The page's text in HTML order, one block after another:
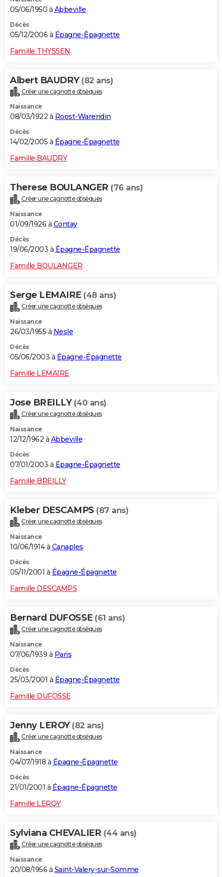
05/06/1950 à Abbeville
Décès
05/12/2006 à Épagne-Épagnette
Famille THYSSEN
Albert BAUDRY (82 ans)
Créer une cagnotte obsèques
Naissance
08/03/1922 à Roost-Warendin
Décès
14/02/2005 à Épagne-Épagnette
Famille BAUDRY
Therese BOULANGER (76 ans)
Créer une cagnotte obsèques
Naissance
01/09/1926 à Contay
Décès
19/06/2003 à Épagne-Épagnette
Famille BOULANGER
Serge LEMAIRE (48 ans)
Créer une cagnotte obsèques
Naissance
26/03/1955 à Nesle
Décès
05/06/2003 à Épagne-Épagnette
Famille LEMAIRE
Jose BREILLY (40 ans)
Créer une cagnotte obsèques
Naissance
12/12/1962 à Abbeville
Décès
07/01/2003 à Épagne-Épagnette
Famille BREILLY
Kleber DESCAMPS (87 ans)
Créer une cagnotte obsèques
Naissance
10/06/1914 à Canaples
Décès
05/11/2001 à Épagne-Épagnette
Famille DESCAMPS
Bernard DUFOSSE (61 ans)
Créer une cagnotte obsèques
Naissance
07/06/1939 à Paris
Décès
25/03/2001 à Épagne-Épagnette
Famille DUFOSSE
Jenny LEROY (82 ans)
Créer une cagnotte obsèques
Naissance
04/07/1918 à Épagne-Épagnette
Décès
21/01/2001 à Épagne-Épagnette
Famille LEROY
Sylviana CHEVALIER (44 ans)
Créer une cagnotte obsèques
Naissance
20/08/1956 à Saint-Valery-sur-Somme